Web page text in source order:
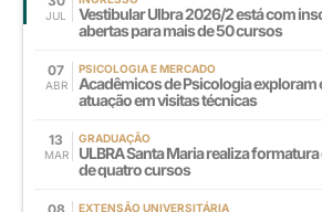
JUL
Vestibular Ulbra 2026/2 está com
abertas para mais de 50 cursos
07
ABR
PSICOLOGIA E MERCADO
Acadêmicos de Psicologia exploram
atuação em visitas técnicas
13
MAR
GRADUAÇÃO
ULBRA Santa Maria realiza
de quatro cursos
08 EXTENSÃO UNIVERSITÁRIA